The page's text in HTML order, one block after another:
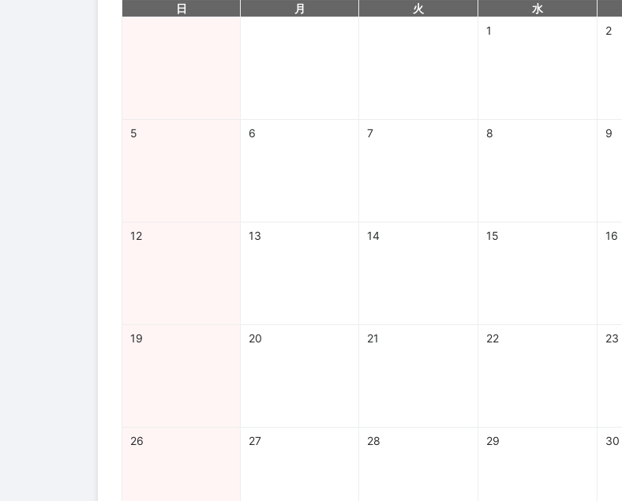
日 月 火 水
1
2
5 6 7 8 9
12 13 14 15 16
19 20 21 22 23
26 27 28 29 30